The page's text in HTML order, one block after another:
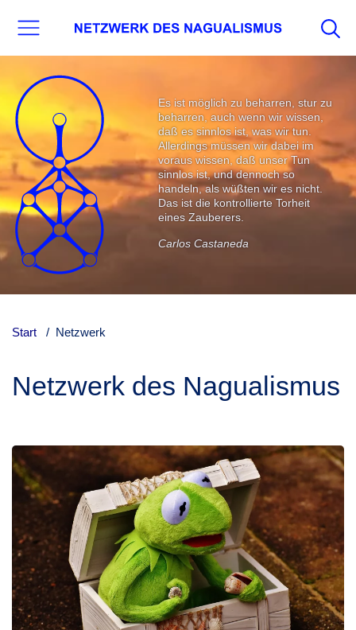
Es ist möglich zu beharren, stur zu
beharren, auch wenn wir wissen,
daß es sinnlos ist, was wir tun.
Allerdings müssen wir dabei im
voraus wissen, daß unser Tun
sinnlos ist, und dennoch so
handeln, als wüßten wir es nicht.
Das ist die kontrollierte Torheit
eines Zauberers.
Carlos Castaneda
Start Netzwerk
Netzwerk des Nagualismus